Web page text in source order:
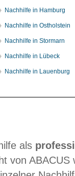
Nachhilfe in Hamburg
Nachhilfe in Ostholstein
Nachhilfe in Stormarn
Nachhilfe in Lübeck
Nachhilfe in Lauenburg
als
von